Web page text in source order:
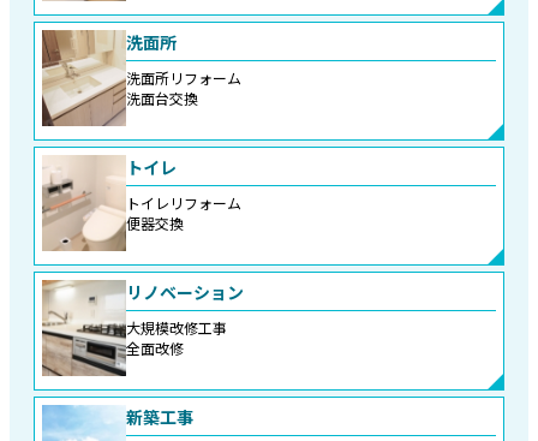
洗面所
洗面所リフォーム
洗面台交換
トイレ
トイレリフォーム
便器交換
リノベーション
大規模改修工事
全面改修
新築工事